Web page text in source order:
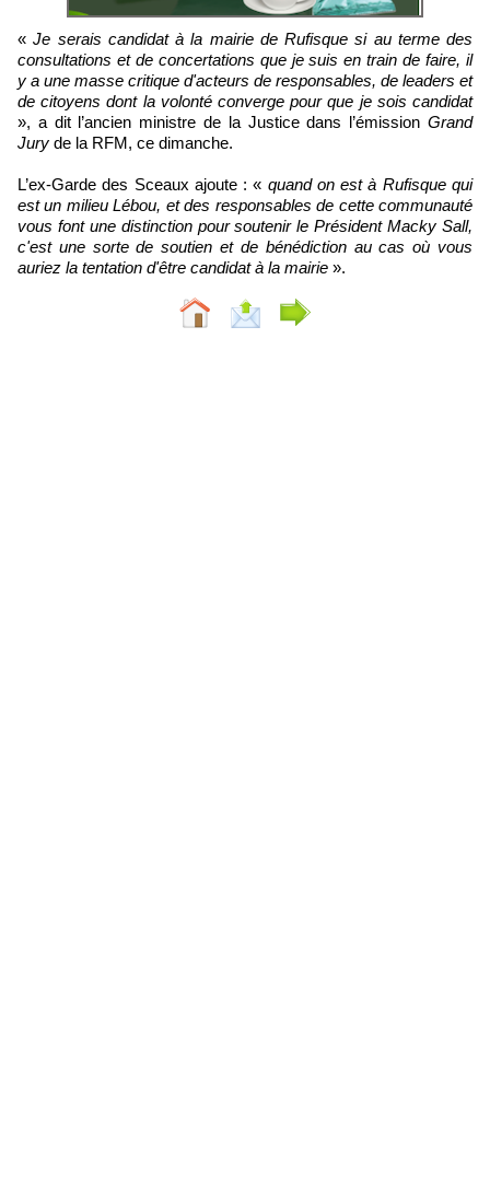
« Je serais candidat à la mairie de Rufisque si au terme des
consultations et de concertations que je suis en train de faire, il
y a une masse critique d'acteurs de responsables, de leaders et
de citoyens dont la volonté converge pour que je sois candidat
», a dit l’ancien ministre de la Justice dans l’émission Grand
Jury de la RFM, ce dimanche.
L’ex-Garde des Sceaux ajoute : « quand on est à Rufisque qui
est un milieu Lébou, et des responsables de cette communauté
vous font une distinction pour soutenir le Président Macky Sall,
c'est une sorte de soutien et de bénédiction au cas où vous
auriez la tentation d'être candidat à la mairie ».